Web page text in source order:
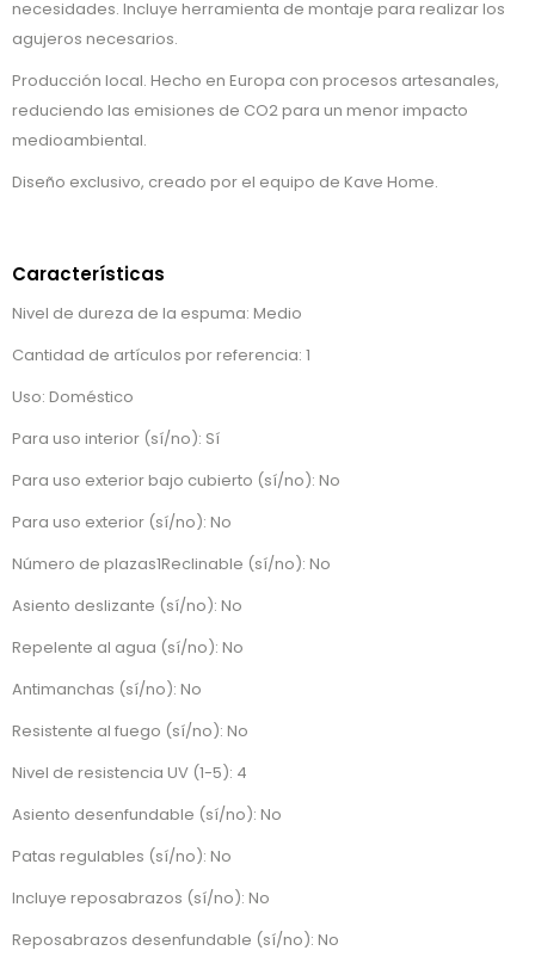
necesidades. Incluye herramienta de montaje para realizar los
agujeros necesarios.
Producción local. Hecho en Europa con procesos artesanales,
reduciendo las emisiones de CO2 para un menor impacto
medioambiental.
Diseño exclusivo, creado por el equipo de Kave Home.
Características
Nivel de dureza de la espuma: Medio
Cantidad de artículos por referencia: 1
Uso: Doméstico
Para uso interior (sí/no): Sí
Para uso exterior bajo cubierto (sí/no): No
Para uso exterior (sí/no): No
Número de plazas1Reclinable (sí/no): No
Asiento deslizante (sí/no): No
Repelente al agua (sí/no): No
Antimanchas (sí/no): No
Resistente al fuego (sí/no): No
Nivel de resistencia UV (1-5): 4
Asiento desenfundable (sí/no): No
Patas regulables (sí/no): No
Incluye reposabrazos (sí/no): No
Reposabrazos desenfundable (sí/no): No